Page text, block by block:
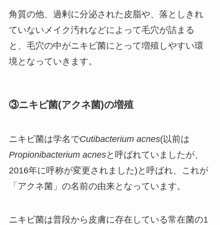
角質の他、過剰に分泌された皮脂や、落としきれ
ていないメイク汚れなどによって毛穴が詰まる
と、毛穴の中がニキビ菌にとって増殖しやすい環
境となっていきます。
③ニキビ菌(アクネ菌)の増殖
ニキビ菌は学名でCutibacterium acnes(以前は
Propionibacterium acnesと呼ばれていましたが、
2016年に呼称が変更されました)と呼ばれ、これが
「アクネ菌」の名前の由来となっています。
ニキビ菌は普段から皮膚に存在している常在菌の1